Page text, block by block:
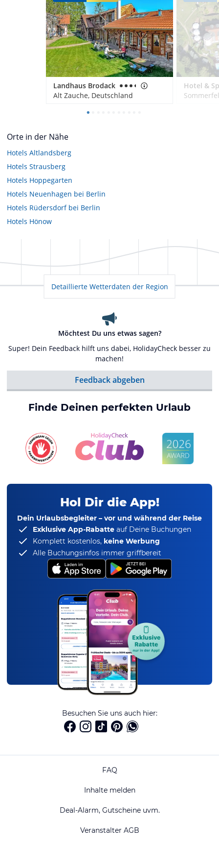
Landhaus Brodack
Alt Zauche, Deutschland
Orte in der Nähe
Hotels Altlandsberg
Hotels Strausberg
Hotels Hoppegarten
Hotels Neuenhagen bei Berlin
Hotels Rüdersdorf bei Berlin
Hotels Hönow
Detaillierte Wetterdaten der Region
Möchtest Du uns etwas sagen?
Super! Dein Feedback hilft uns dabei, HolidayCheck besser zu
machen!
Feedback abgeben
Finde Deinen perfekten Urlaub
Hol Dir die App!
Dein Urlaubsbegleiter – vor und während der Reise
Exklusive App-Rabatte auf Deine Buchungen
Komplett kostenlos, keine Werbung
Alle Buchungsinfos immer griffbereit
Besuchen Sie uns auch hier:
FAQ
Inhalte melden
Deal-Alarm, Gutscheine uvm.
Veranstalter AGB